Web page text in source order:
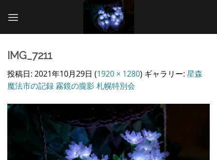
IMG_7211
投稿日: 2021年10月29日 (1920 × 1280) ギャラリー: 星森
魔法市の記録 霧鏡の朧影 札幌特別会